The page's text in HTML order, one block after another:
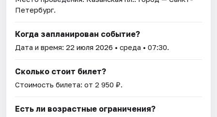
Петербург.
Когда запланирован событие?
Дата и время:22 июля 2026 • среда • 07:30.
Сколько стоит билет?
Стоимость билета: от 2 950 ₽.
Есть ли возрастные ограничения?